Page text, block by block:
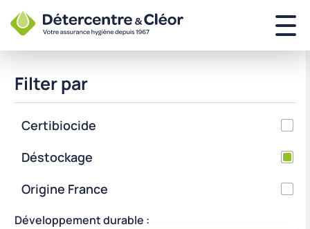
Filter par
Certibiocide
Déstockage
Origine France
Développement durable :